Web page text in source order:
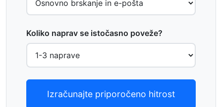
Koliko naprav se istočasno poveže?
Izračunajte priporočeno hitrost